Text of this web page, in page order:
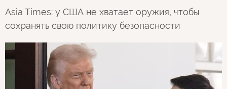
Asia Times: у США не хватает оружия, чтобы
сохранять свою политику безопасности